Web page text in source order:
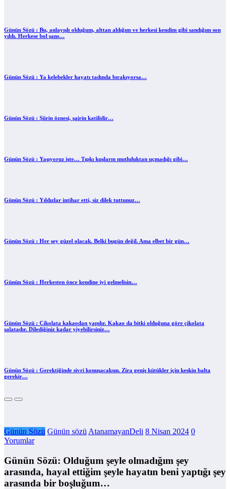
Günün Sözü : Bu, anlayışlı olduğum, alttan aldığım ve herkesi kendim gibi sandığım son
yıldı. Herkese bol şans…
Günün Sözü : Ya kelebekler hayatı tadında bırakıyorsa…
Günün Sözü : Şiirin öznesi, şairin katilidir…
Günün Sözü : Yaşıyoruz işte… Tıpkı kuşların mutluluktan uçmadığı gibi…
Günün Sözü : Yıldızlar intihar etti, siz dilek tuttunuz…
Günün Sözü : Her şey güzel olacak. Belki bugün değil. Ama elbet bir gün…
Günün Sözü : Herkesten önce kendine iyi gelmelisin…
Günün Sözü : Çikolata kakaodan yapılır. Kakao da bitki olduğuna göre çikolata
salatadır. Dilediğiniz kadar yiyebilirsiniz…
Günün Sözü : Gerektiğinde sivri konuşacaksın. Zira geniş kütükler için keskin balta
gerekir…
Günün Sözü Günün sözü AtanamayanDeli 8 Nisan 2024 0
Yorumlar
Günün Sözü: Olduğum şeyle olmadığım şey
arasında, hayal ettiğim şeyle hayatın beni yaptığı şey
arasında bir boşluğum…